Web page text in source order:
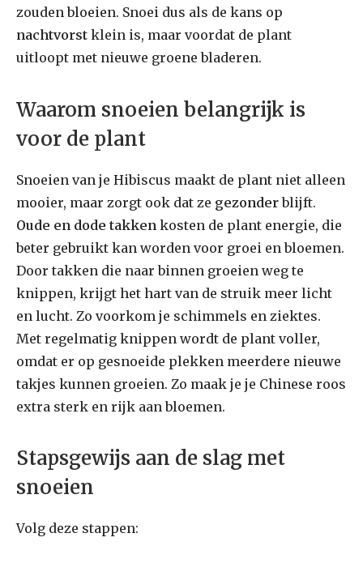
zouden bloeien. Snoei dus als de kans op
nachtvorst klein is, maar voordat de plant
uitloopt met nieuwe groene bladeren.
Waarom snoeien belangrijk is
voor de plant
Snoeien van je Hibiscus maakt de plant niet alleen
mooier, maar zorgt ook dat ze gezonderblijft.
Oude en dode takken kosten de plant energie, die
beter gebruikt kan worden voor groei en bloemen.
Door takken die naar binnen groeien weg te
knippen, krijgt het hart van de struik meer licht
en lucht. Zo voorkom je schimmels en ziektes.
Met regelmatig knippen wordt de plant voller,
omdat er op gesnoeide plekken meerdere nieuwe
takjes kunnen groeien. Zo maak je je Chinese roos
extra sterk en rijk aan bloemen.
Stapsgewijs aan de slag met
snoeien
Volg deze stappen: